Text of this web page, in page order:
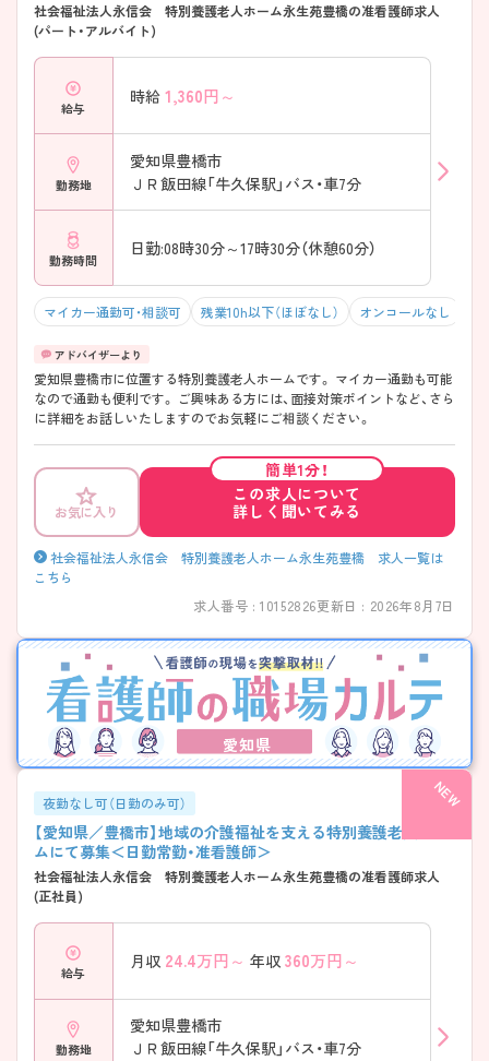
社会福祉法人永信会 特別養護老人ホーム永生苑豊橋の准看護師求人
(パート・アルバイト)
給与
時給 1,360円～
勤務地
愛知県豊橋市
ＪＲ飯田線「牛久保駅」バス・車7分
勤務時間
日勤:08時30分～17時30分（休憩60分）
マイカー通勤可・相談可 残業10h以下（ほぼなし） オンコールなし
愛知県豊橋市に位置する特別養護老人ホームです。 マイカー通勤も可能
なので通勤も便利です。 ご興味ある方には、面接対策ポイントなど、さら
に詳細をお話しいたしますのでお気軽にご相談ください。
お気に入り
簡単1分！
この求人について
詳しく聞いてみる
社会福祉法人永信会 特別養護老人ホーム永生苑豊橋 求人一覧は
こちら
求人番号 : 10152826更新日 : 2026年8月7日
愛知県
夜勤なし可（日勤のみ可）
【愛知県／豊橋市】地域の介護福祉を支える特別養護老人ホー
ムにて募集＜日勤常勤・准看護師＞
社会福祉法人永信会 特別養護老人ホーム永生苑豊橋の准看護師求人
(正社員)
給与
月収 24.4万円～ 年収 360万円～
勤務地
愛知県豊橋市
ＪＲ飯田線「牛久保駅」バス・車7分